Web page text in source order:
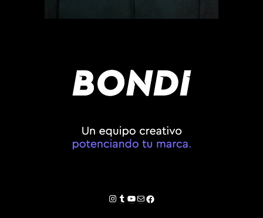
Instagram
Tumblr
YouTube
Correo electrónico
Facebook